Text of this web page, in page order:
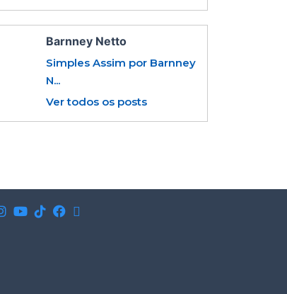
Barnney Netto
Simples Assim por Barnney
N...
Ver todos os posts